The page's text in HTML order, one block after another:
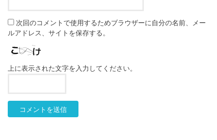
次回のコメントで使用するためブラウザーに自分の名前、メー
ルアドレス、サイトを保存する。
上に表示された文字を入力してください。